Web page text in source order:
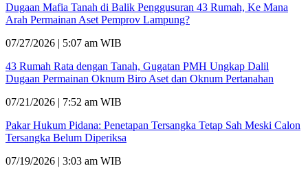
Dugaan Mafia Tanah di Balik Penggusuran 43 Rumah, Ke Mana
Arah Permainan Aset Pemprov Lampung?
07/27/2026 | 5:07 am WIB
43 Rumah Rata dengan Tanah, Gugatan PMH Ungkap Dalil
Dugaan Permainan Oknum Biro Aset dan Oknum Pertanahan
07/21/2026 | 7:52 am WIB
Pakar Hukum Pidana: Penetapan Tersangka Tetap Sah Meski Calon
Tersangka Belum Diperiksa
07/19/2026 | 3:03 am WIB